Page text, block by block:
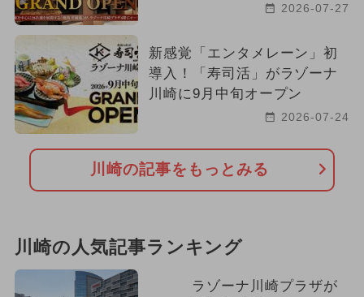
2026-07-27
新感覚「エンタメレーン」初
導入！「寿司活」がラゾーナ
川崎に9月中旬オープン
2026-07-24
川崎の記事をもっとみる
川崎の人気記事ランキング
ラゾーナ川崎プラザが